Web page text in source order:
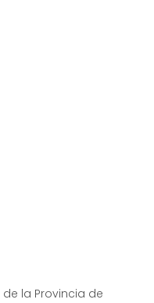
la Provincia de